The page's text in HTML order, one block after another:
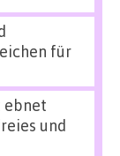
für
ebnet
und